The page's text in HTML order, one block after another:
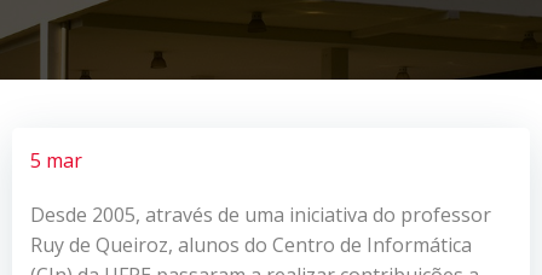
5 mar
Desde 2005, através de uma iniciativa do professor
Ruy de Queiroz, alunos do Centro de Informática